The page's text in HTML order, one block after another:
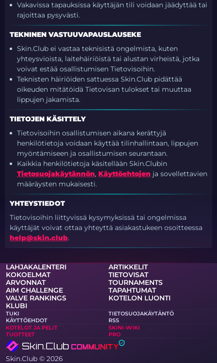
Vakavissa tapauksissa käyttäjän tili voidaan jäädyttää tai
rajoittaa pysyvästi.
TEKNINEN VASTUUVAPAUSLAUSEKE
Skin.Club ei vastaa teknisistä ongelmista, kuten
yhteysvioista, laitehäiriöistä tai alustan virheistä, jotka
voivat estää osallistumisen Tietovisoihin.
Teknisten häiriöiden sattuessa Skin.Club pidättää
oikeuden mitätöidä Tietovisan tulokset tai muuttaa
lippujen jakamista.
TIETOJEN KÄSITTELY
Tietovisoihin osallistumisen aikana kerättyjä
henkilötietoja voidaan käyttää tilinhallintaan, lippujen
myöntämiseen ja osallistumisen seurantaan.
Kaikkia henkilötietoja käsitellään Skin.Clubin
Tietosuojakäytännön, Käyttöehtojen ja sovellettavien
määräysten mukaisesti.
YHTEYSTIEDOT
Tietovisoihin liittyvissä kysymyksissä tai ongelmissa
käyttäjät voivat ottaa yhteyttä asiakastukeen osoitteessa
help@skin.club.
LAHJAKALENTERI
ARTIKKELIT
KOKOELMAT
TIETOVISAT
ARVONNAT
TOURNAMENTS
AIM CHALLENGE
TAPAHTUMAT
VALVE RANKINGS
KOTELON LUONTI
KLUBI
TUKI
TIETOSUOJAKÄYTÄNTÖ
KÄYTTÖEHDOT
RSS
KOTELOT JA PELIT
SKINI-WIKI
TUOTTEET
PRO
Skin.Club © 2026